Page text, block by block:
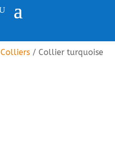
Colliers / Collier turquoise